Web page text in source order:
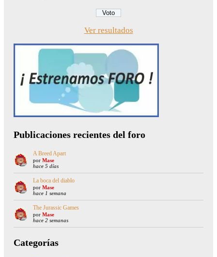
Ver resultados
Publicaciones recientes del foro
A Breed Apart
por Mase
hace 5 días
La boca del diablo
por Mase
hace 1 semana
The Jurassic Games
por Mase
hace 2 semanas
Categorías